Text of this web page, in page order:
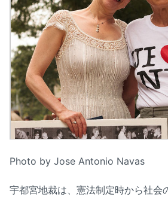
Photo by Jose Antonio Navas
宇都宮地裁は、憲法制定時から社会